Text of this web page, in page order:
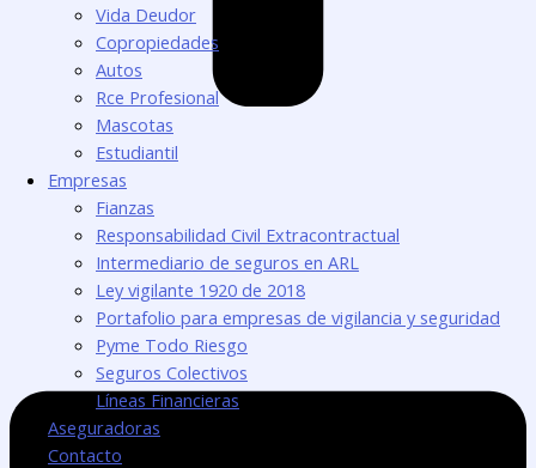
Vida Deudor
Copropiedades
Autos
Rce Profesional
Mascotas
Estudiantil
Empresas
Fianzas
Responsabilidad Civil Extracontractual
Intermediario de seguros en ARL
Ley vigilante 1920 de 2018
Portafolio para empresas de vigilancia y seguridad
Pyme Todo Riesgo
Seguros Colectivos
Líneas Financieras
Aseguradoras
Contacto